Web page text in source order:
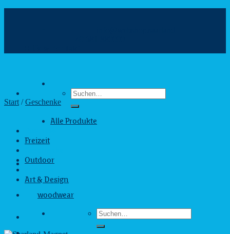
Suchen
nach:
Alle Produkte
Freizeit
Outdoor
Art & Design
woodwear
Suchen
nach:
Start / Geschenke